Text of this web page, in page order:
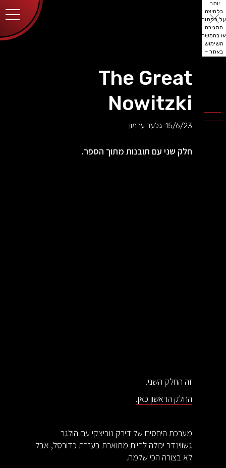
יותר.
בלחיצה
על כפתור
הסגירה
או בהמשך
השימוש
באתר –
The Great
Nowitzki
15/6/23 גלעד ערמון
חלק שני עם תובנות מתוך הספר.
זה החלק השני.
החלק הראשון כאן.
מערכת היחסים של דירק נוביצקי עם הולגר
גשווינדר יכולה להיות מתוארת בעזרת כדורסל, אבל
לא בצורה הכי שלמה.